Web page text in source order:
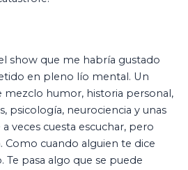
show que me habría gustado
en pleno lío mental. Un
mezclo humor, historia personal,
psicología, neurociencia y unas
veces cuesta escuchar, pero
Como cuando alguien te dice
Te pasa algo que se puede